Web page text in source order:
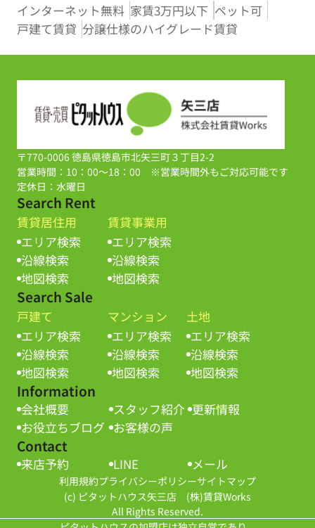
インターネット無料 家賃3万円以下 ペット可
戸建て賃貸 分譲仕様のハイグレード賃貸
〒770-0006 徳島県徳島市北矢三町３丁目2-2
営業時間：10：00～18：00 ※営業時間外もご対応可能です
定休日：水曜日
Search Rent
賃貸居住用
エリア検索
沿線検索
地図検索
賃貸事業用
エリア検索
沿線検索
地図検索
Search Sale
戸建て
エリア検索
沿線検索
地図検索
マンション
エリア検索
沿線検索
地図検索
土地
エリア検索
沿線検索
地図検索
Information
会社概要 スタッフ紹介 更新情報
お役立ちブログ お客様の声
Contact
来店予約 LINE メール
利用規約プライバシーポリシーサイトマップ
(c) ピタットハウス矢三店 (株)賃貸Works
All Rights Reserved.